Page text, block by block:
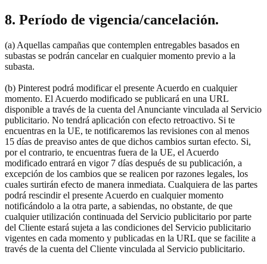
8. Período de vigencia/cancelación.
(a) Aquellas campañas que contemplen entregables basados en
subastas se podrán cancelar en cualquier momento previo a la
subasta.
(b) Pinterest podrá modificar el presente Acuerdo en cualquier
momento. El Acuerdo modificado se publicará en una URL
disponible a través de la cuenta del Anunciante vinculada al Servicio
publicitario. No tendrá aplicación con efecto retroactivo. Si te
encuentras en la UE, te notificaremos las revisiones con al menos
15 días de preaviso antes de que dichos cambios surtan efecto. Si,
por el contrario, te encuentras fuera de la UE, el Acuerdo
modificado entrará en vigor 7 días después de su publicación, a
excepción de los cambios que se realicen por razones legales, los
cuales surtirán efecto de manera inmediata. Cualquiera de las partes
podrá rescindir el presente Acuerdo en cualquier momento
notificándolo a la otra parte, a sabiendas, no obstante, de que
cualquier utilización continuada del Servicio publicitario por parte
del Cliente estará sujeta a las condiciones del Servicio publicitario
vigentes en cada momento y publicadas en la URL que se facilite a
través de la cuenta del Cliente vinculada al Servicio publicitario.